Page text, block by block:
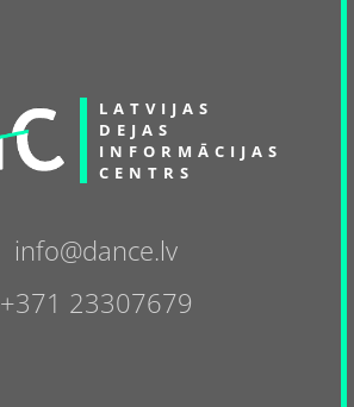
LATVIJAS
DEJAS
INFORMĀCIJAS
CENTRS
info@dance.lv
+371 23307679